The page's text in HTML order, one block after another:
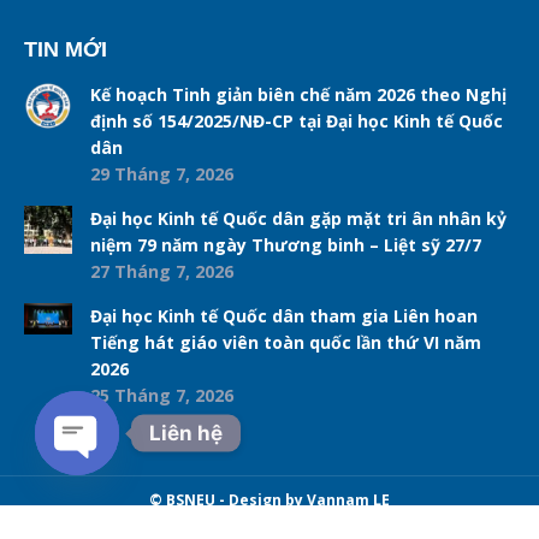
TIN MỚI
Kế hoạch Tinh giản biên chế năm 2026 theo Nghị
định số 154/2025/NĐ-CP tại Đại học Kinh tế Quốc
dân
29 Tháng 7, 2026
Đại học Kinh tế Quốc dân gặp mặt tri ân nhân kỷ
niệm 79 năm ngày Thương binh – Liệt sỹ 27/7
27 Tháng 7, 2026
Đại học Kinh tế Quốc dân tham gia Liên hoan
Tiếng hát giáo viên toàn quốc lần thứ VI năm
2026
25 Tháng 7, 2026
© BSNEU - Design by Vannam LE
Liên hệ